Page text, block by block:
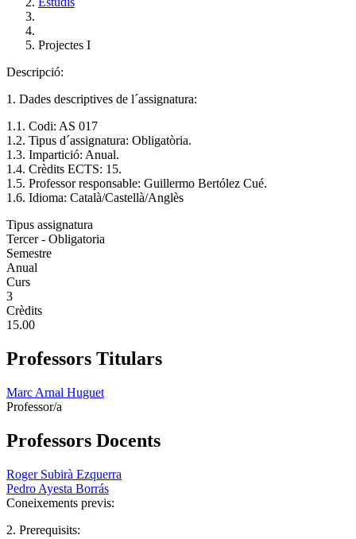
Projectes I
Descripció:
1. Dades descriptives de l´assignatura:
1.1. Codi: AS 017
1.2. Tipus d´assignatura: Obligatòria.
1.3. Impartició: Anual.
1.4. Crèdits ECTS: 15.
1.5. Professor responsable: Guillermo Bertólez Cué.
1.6. Idioma: Català/Castellà/Anglès
Tipus assignatura
Tercer - Obligatoria
Semestre
Anual
Curs
3
Crèdits
15.00
Professors Titulars
Marc Arnal Huguet
Professor/a
Professors Docents
Roger Subirà Ezquerra
Pedro Ayesta Borrás
Coneixements previs:
2. Prerequisits: